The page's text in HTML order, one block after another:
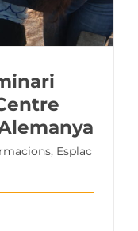
, Esplac